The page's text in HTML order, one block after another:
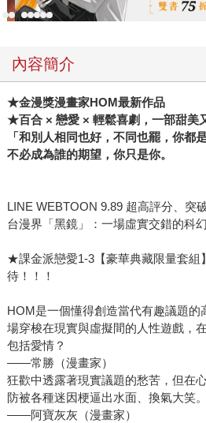
內容簡介
★金漫獎漫畫家HOM最新作品
★百合 × 戀愛 × 輕鬆喜劇，一部甜美
「和別人相同也好，不同也罷，你都
不必成為誰的期望，你只是你。
LINE WEBTOON 9.89 超高評分、突
台漫界「黑鏡」：一場虛實交錯的科
★課金派戀愛1-3【豪華典藏限量套組
待！！！
HOM是一個懂得創造當代有趣議題的
場穿梭在現實與虛擬間的人性遊戲，
包括愛情？
――常勝（漫畫家）
狂歡中透露著現實議題的愁苦，但在
防被各種迷因梗逼出水面、換氣大笑。
――阿寶灰灰（漫畫家）